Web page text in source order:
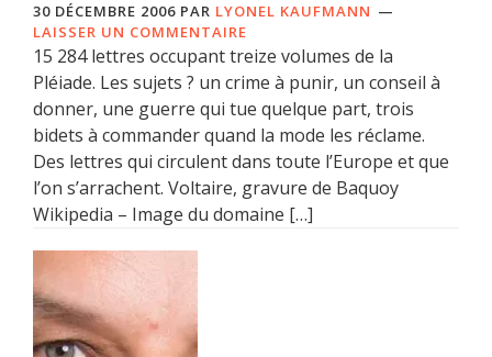
30 DÉCEMBRE 2006 PAR LYONEL KAUFMANN
LAISSER UN COMMENTAIRE
15 284 lettres occupant treize volumes de la
Pléiade. Les sujets ? un crime à punir, un conseil à
donner, une guerre qui tue quelque part, trois
bidets à commander quand la mode les réclame.
Des lettres qui circulent dans toute l’Europe et que
l’on s’arrachent. Voltaire, gravure de Baquoy
Wikipedia – Image du domaine […]